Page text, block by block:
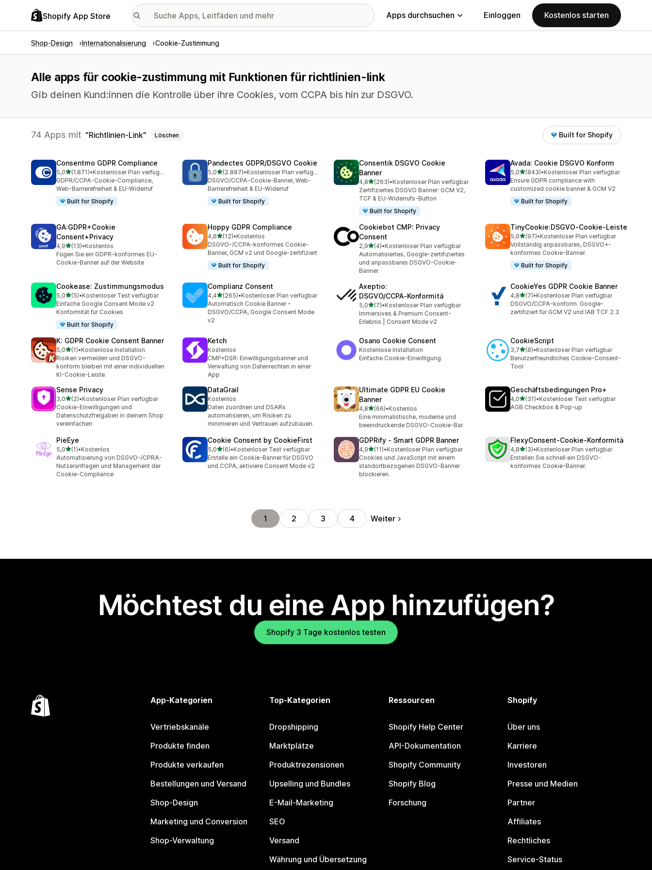
Shopify App Store Apps durchsuchen Einloggen Kostenlos starten
Shop-Design Internationalisierung Cookie-Zustimmung
Alle apps für cookie-zustimmung mit Funktionen für richtlinien-link
Gib deinen Kund:innen die Kontrolle über ihre Cookies, vom CCPA bis hin zur DSGVO.
74 Apps mit Richtlinien-Link Löschen Built for Shopify
Consentmo GDPR Compliance
5,0von 5 Sternen
(1.871)
1871 Rezensionen insgesamt
•
Kostenloser Plan verfügbar
GDPR/CCPA-Cookie-Compliance,
Web-Barrierefreiheit & EU-Widerruf
Built for Shopify
Pandectes GDPR/DSGVO Cookie
5,0von 5 Sternen
(2.887)
2887 Rezensionen insgesamt
•
Kostenloser Plan verfügbar
DSGVO/CCPA-Cookie-Banner, Web-
Barrierefreiheit & EU-Widerruf
Built for Shopify
Consentik DSGVO Cookie
Banner
4,8von 5 Sternen
(263)
263 Rezensionen insgesamt
•Kostenloser Plan verfügbar
Zertifiziertes DSGVO Banner: GCM V2,
TCF & EU-Widerrufs-Button
Built for Shopify
Avada: Cookie DSGVO Konform
5,0von 5 Sternen
(843)
843 Rezensionen insgesamt
•Kostenloser Plan verfügbar
Ensure GDPR compliance with
customized cookie banner & GCM V2
Built for Shopify
GA:GDPR+Cookie
Consent+Privacy
4,9von 5 Sternen
(13)
13 Rezensionen insgesamt
•Kostenlos
Fügen Sie ein GDPR-konformes EU-
Cookie-Banner auf der Website
Hoppy GDPR Compliance
4,6von 5 Sternen
(12)
12 Rezensionen insgesamt
•Kostenlos
DSGVO-/CCPA-konformes Cookie-
Banner, GCM v2 und Google-zertifiziert
Built for Shopify
Cookiebot CMP: Privacy
Consent
2,9von 5 Sternen
(4)
4 Rezensionen insgesamt
•Kostenloser Plan verfügbar
Automatisiertes, Google-zertifiziertes
und anpassbares DSGVO-Cookie-
Banner
TinyCookie:DSGVO‑Cookie‑Leiste
5,0von 5 Sternen
(97)
97 Rezensionen insgesamt
•Kostenloser Plan verfügbar
Vollständig anpassbares, DSGVO+-
konformes Cookie-Banner.
Built for Shopify
Cookease: Zustimmungsmodus
5,0von 5 Sternen
(5)
5 Rezensionen insgesamt
•Kostenloser Test verfügbar
Einfache Google Consent Mode v2
Konformität für Cookies
Built for Shopify
Complianz Consent
4,4von 5 Sternen
(265)
265 Rezensionen insgesamt
•Kostenloser Plan verfügbar
Automatisch Cookie Banner –
DSGVO/CCPA, Google Consent Mode
v2
Axeptio:
DSGVO/CCPA‑Konformitä
5,0von 5 Sternen
(7)
7 Rezensionen insgesamt
•Kostenloser Plan verfügbar
Immersives & Premium Consent-
Erlebnis | Consent Mode v2
CookieYes GDPR Cookie Banner
4,8von 5 Sternen
(7)
7 Rezensionen insgesamt
•Kostenloser Plan verfügbar
DSGVO/CCPA-konform. Google-
zertifiziert für GCM V2 und IAB TCF 2.3
K: GDPR Cookie Consent Banner
5,0von 5 Sternen
(1)
1 Rezensionen insgesamt
•Kostenlose Installation
Risiken vermeiden und DSGVO-
konform bleiben mit einer individuellen
KI-Cookie-Leiste.
Ketch
Kostenlos
CMP+DSR: Einwilligungsbanner und
Verwaltung von Datenrechten in einer
App
Osano Cookie Consent
Kostenlose Installation
Einfache Cookie-Einwilligung
CookieScript
3,7von 5 Sternen
(8)
8 Rezensionen insgesamt
•Kostenloser Plan verfügbar
Benutzerfreundliches Cookie-Consent-
Tool
Sense Privacy
3,0von 5 Sternen
(2)
2 Rezensionen insgesamt
•Kostenloser Plan verfügbar
Cookie-Einwilligungen und
Datenschutzfreigaben in deinem Shop
vereinfachen
DataGrail
Kostenlos
Daten zuordnen und DSARs
automatisieren, um Risiken zu
minimieren und Vertrauen aufzubauen.
Ultimate GDPR EU Cookie
Banner
4,8von 5 Sternen
(66)
66 Rezensionen insgesamt
•Kostenlos
Eine minimalistische, moderne und
beeindruckende DSGVO-Cookie-Bar.
Geschäftsbedingungen Pro+
4,0von 5 Sternen
(31)
31 Rezensionen insgesamt
•Kostenloser Test verfügbar
AGB Checkbox & Pop-up
PieEye
5,0von 5 Sternen
(1)
1 Rezensionen insgesamt
•Kostenlos
Automatisierung von DSGVO-/CPRA-
Nutzeranfragen und Management der
Cookie-Compliance
Cookie Consent by CookieFirst
5,0von 5 Sternen
(6)
6 Rezensionen insgesamt
•Kostenloser Test verfügbar
Erstelle ein Cookie-Banner für DSGVO
und CCPA, aktiviere Consent Mode v2
GDPRify ‑ Smart GDPR Banner
4,9von 5 Sternen
(11)
11 Rezensionen insgesamt
•Kostenloser Plan verfügbar
Cookies und JavaScript mit einem
standortbezogenen DSGVO-Banner
blockieren.
FlexyConsent‑Cookie‑Konformitä
4,8von 5 Sternen
(3)
3 Rezensionen insgesamt
•Kostenloser Plan verfügbar
Erstellen Sie schnell ein DSGVO-
konformes Cookie-Banner.
1 2 3 4 Weiter
Möchtest du eine App hinzufügen?
Shopify 3 Tage kostenlos testen
App-Kategorien
Vertriebskanäle
Produkte finden
Produkte verkaufen
Bestellungen und Versand
Shop-Design
Marketing und Conversion
Shop-Verwaltung
Top-Kategorien
Dropshipping
Marktplätze
Produktrezensionen
Upselling und Bundles
E-Mail-Marketing
SEO
Versand
Währung und Übersetzung
Ressourcen
Shopify Help Center
API-Dokumentation
Shopify Community
Shopify Blog
Forschung
Shopify
Über uns
Karriere
Investoren
Presse und Medien
Partner
Affiliates
Rechtliches
Service-Status